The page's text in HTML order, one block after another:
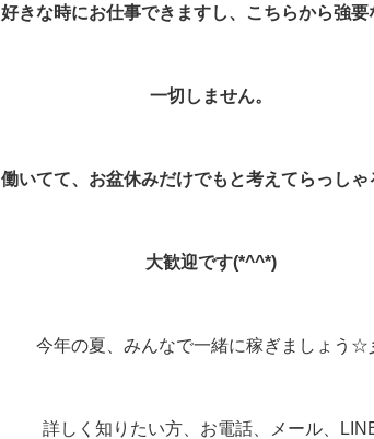
好きな時にお仕事できますし、こちらから強要
一切しません。
働いてて、お盆休みだけでもと考えてらっしゃ
大歓迎です(*^^*)
今年の夏、みんなで一緒に稼ぎましょう☆
詳しく知りたい方、お電話、メール、